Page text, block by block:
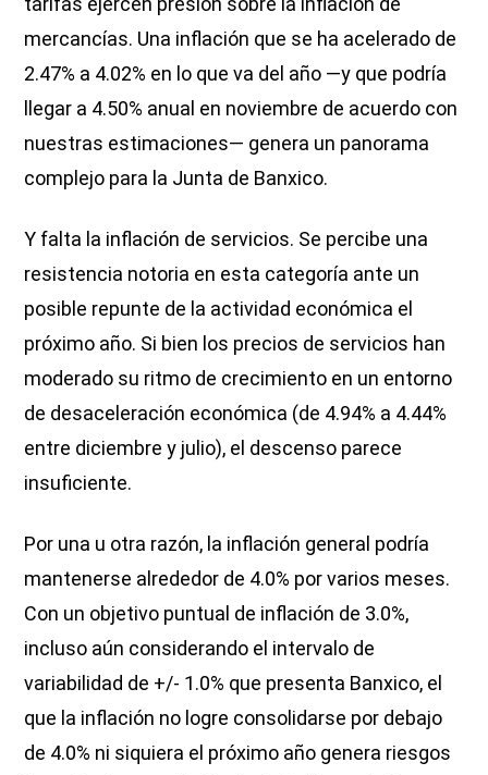
mercancías. Una inflación que se ha acelerado de
2.47% a 4.02% en lo que va del año —y que podría
llegar a 4.50% anual en noviembre de acuerdo con
nuestras estimaciones— genera un panorama
complejo para la Junta de Banxico.
Y falta la inflación de servicios. Se percibe una
resistencia notoria en esta categoría ante un
posible repunte de la actividad económica el
próximo año. Si bien los precios de servicios han
moderado su ritmo de crecimiento en un entorno
de desaceleración económica (de 4.94% a 4.44%
entre diciembre y julio), el descenso parece
insuficiente.
Por una u otra razón, la inflación general podría
mantenerse alrededor de 4.0% por varios meses.
Con un objetivo puntual de inflación de 3.0%,
incluso aún considerando el intervalo de
variabilidad de +/- 1.0% que presenta Banxico, el
que la inflación no logre consolidarse por debajo
de 4.0% ni siquiera el próximo año genera riesgos